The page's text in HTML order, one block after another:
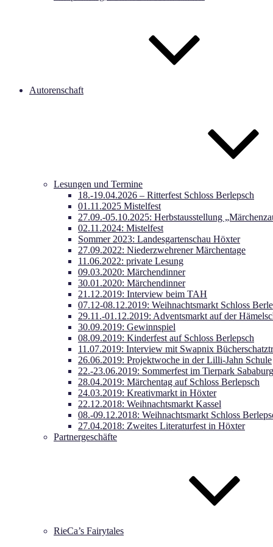
Autorenschaft
Lesungen und Termine
18.-19.04.2026 – Ritterfest Schloss Berlepsch
01.11.2025 Mistelfest
27.09.-05.10.2025: Herbstausstellung
02.11.2024: Mistelfest
Sommer 2023: Landesgartenschau Höxter
27.09.2022: Niederzwehrener Märchentage
11.06.2022: private Lesung
09.03.2020: Märchendinner
30.01.2020: Märchendinner
21.12.2019: Interview beim TAH
07.12-08.12.2019: Weihnachtsmarkt Schloss
29.11.-01.12.2019: Adventsmarkt auf der
30.09.2019: Gewinnspiel
08.09.2019: Kinderfest auf Schloss Berlepsch
11.07.2019: Interview mit Swapnix
26.06.2019: Projektwoche in der Lilli-Jahn Schule
22.-23.06.2019: Sommerfest im Tierpark Sababurg
28.04.2019: Märchentag auf Schloss Berlepsch
24.03.2019: Kreativmarkt in Höxter
22.12.2018: Weihnachtsmarkt Kassel
08.-09.12.2018: Weihnachtsmarkt Schloss
27.04.2018: Zweites Literaturfest in Höxter
Partnergeschäfte
RieCa’s Fairytales